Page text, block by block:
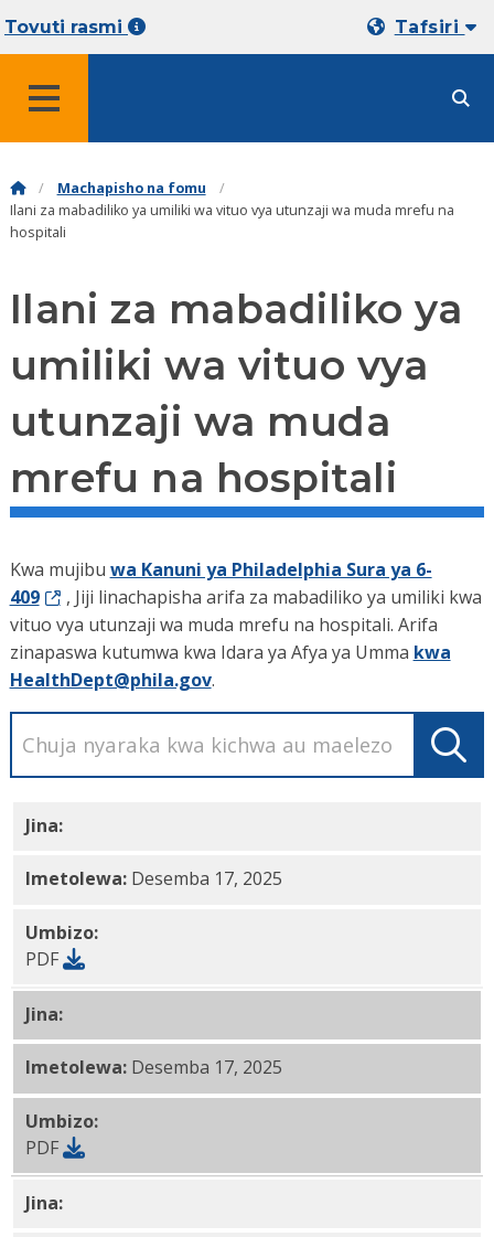
Tovuti rasmi Tafsiri
Machapisho na fomu
Ilani za mabadiliko ya umiliki wa vituo vya utunzaji wa muda mrefu na
hospitali
Ilani za mabadiliko ya
umiliki wa vituo vya
utunzaji wa muda
mrefu na hospitali
Kwa mujibu wa Kanuni ya Philadelphia Sura ya 6-
409
, Jiji linachapisha arifa za mabadiliko ya umiliki kwa
vituo vya utunzaji wa muda mrefu na hospitali. Arifa
zinapaswa kutumwa kwa Idara ya Afya ya Umma kwa
HealthDept@phila.gov.
Jina:Kituo cha
Imetolewa: Desemba 17, 2025
Umbizo:
PDF
Jina:Kituo cha
Imetolewa: Desemba 17, 2025
Umbizo:
PDF
Jina:Kituo cha